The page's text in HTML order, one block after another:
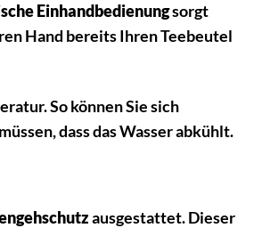
Einhandbedienungsorgt
Hand bereits Ihren Teebeutel
So können Sie sich
dass das Wasser abkühlt.
ausgestattet. Dieser